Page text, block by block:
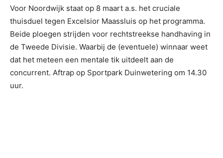
Voor Noordwijk staat op 8 maart a.s. het cruciale
thuisduel tegen Excelsior Maassluis op het programma.
Beide ploegen strijden voor rechtstreekse handhaving in
de Tweede Divisie. Waarbij de (eventuele) winnaar weet
dat het meteen een mentale tik uitdeelt aan de
concurrent. Aftrap op Sportpark Duinwetering om 14.30
uur.